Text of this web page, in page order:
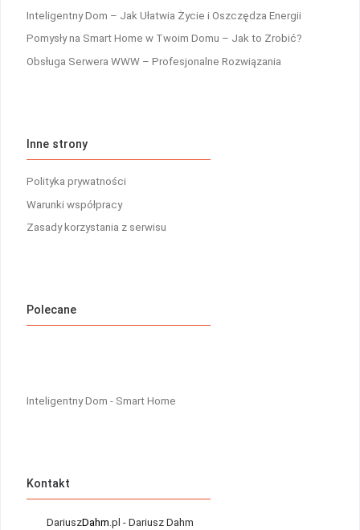
Inteligentny Dom – Jak Ułatwia Życie i Oszczędza Energii
Pomysły na Smart Home w Twoim Domu – Jak to Zrobić?
Obsługa Serwera WWW – Profesjonalne Rozwiązania
Inne strony
Polityka prywatności
Warunki współpracy
Zasady korzystania z serwisu
Polecane
Inteligentny Dom - Smart Home
Kontakt
DariuszDahm .pl - Dariusz Dahm